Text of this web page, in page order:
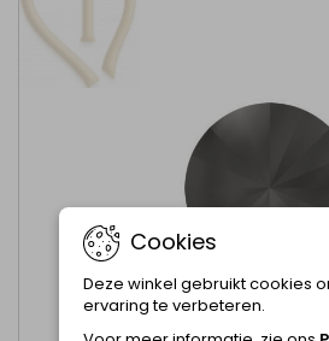
Cookies
Deze winkel gebruikt cookies
ervaring te verbeteren.